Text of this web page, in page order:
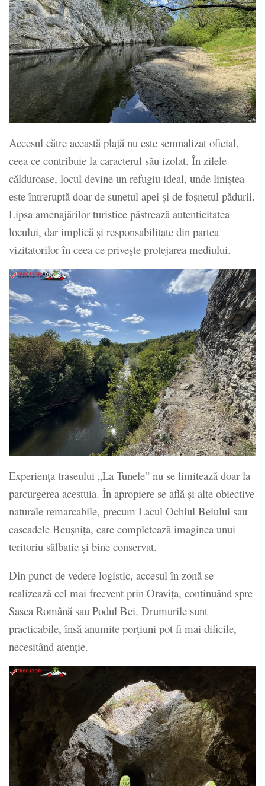
Accesul către această plajă nu este semnalizat oficial,
ceea ce contribuie la caracterul său izolat. În zilele
călduroase, locul devine un refugiu ideal, unde liniștea
este întreruptă doar de sunetul apei și de foșnetul pădurii.
Lipsa amenajărilor turistice păstrează autenticitatea
locului, dar implică și responsabilitate din partea
vizitatorilor în ceea ce privește protejarea mediului.
Experiența traseului „La Tunele” nu se limitează doar la
parcurgerea acestuia. În apropiere se află și alte obiective
naturale remarcabile, precum Lacul Ochiul Beiului sau
cascadele Beușnița, care completează imaginea unui
teritoriu sălbatic și bine conservat.
Din punct de vedere logistic, accesul în zonă se
realizează cel mai frecvent prin Oravița, continuând spre
Sasca Română sau Podul Bei. Drumurile sunt
practicabile, însă anumite porțiuni pot fi mai dificile,
necesitând atenție.